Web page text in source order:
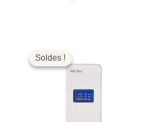
Soldes !
Soldes !
initial
était :
159,00€.
est :
79,99€.